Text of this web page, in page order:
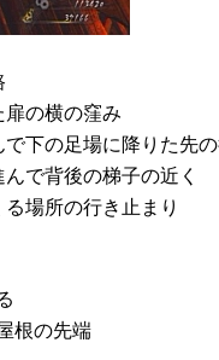
の横の窪み
下の足場に降りた先
で背後の梯子の近く
場所の行き止まり
根の先端